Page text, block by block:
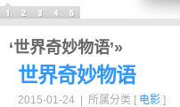
‘世界奇妙物语’»
世界奇妙物语
2015-01-24 | 所属分类 [ 电影 ]